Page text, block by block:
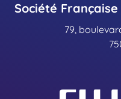
Société
79,